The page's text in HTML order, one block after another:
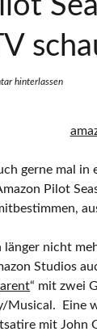
hinterlassen
gerne mal
Pilot
nicht
Studios
“ mit zwei
Musical. Eine
mit John